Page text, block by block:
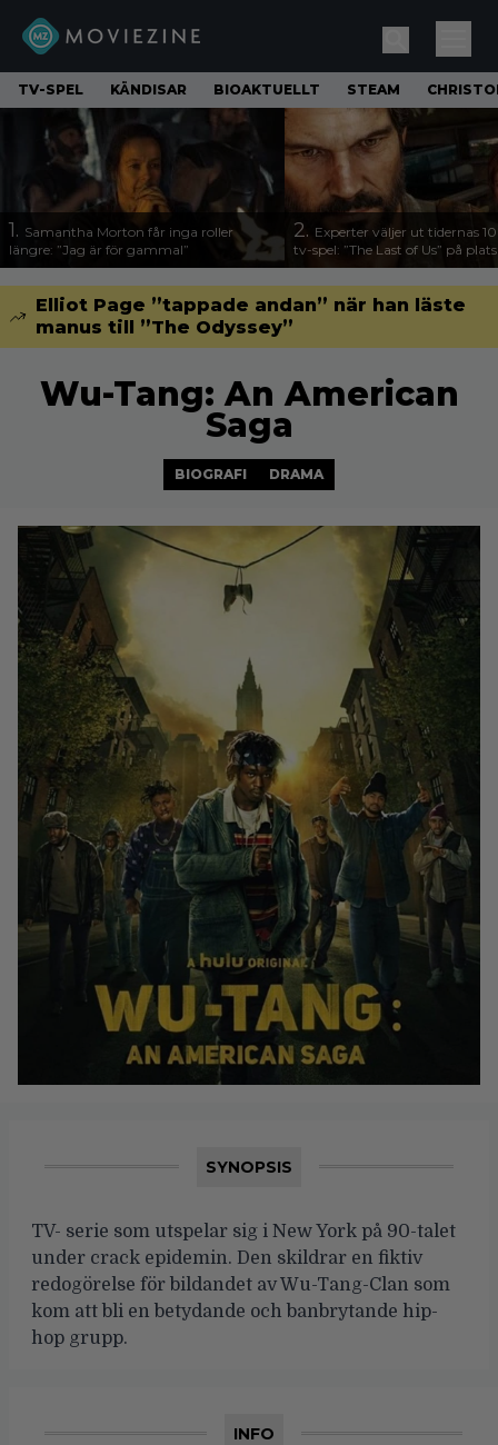
TV-SPEL KÄNDISAR BIOAKTUELLT STEAM
1. Samantha Morton får inga roller
längre: ”Jag är för gammal”
2. Experter väljer ut tidernas
tv-spel: ”The Last of Us” på
Elliot Page ”tappade andan” när han läste
manus till ”The Odyssey”
Wu-Tang: An American
Saga
BIOGRAFI DRAMA
SYNOPSIS
TV- serie som utspelar sig i New York på 90-talet
under crack epidemin. Den skildrar en fiktiv
redogörelse för bildandet av Wu-Tang-Clan som
kom att bli en betydande och banbrytande hip-
hop grupp.
INFO